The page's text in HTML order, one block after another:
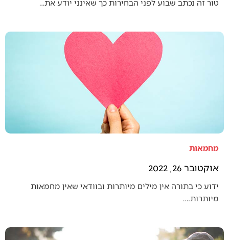
טור זה נכתב שבוע לפני הבחירות כך שאינני יודע את…
מחמאות
אוקטובר 26, 2022
ידוע כי בתורה אין מילים מיותרות ובוודאי שאין מחמאות
מיותרות.…